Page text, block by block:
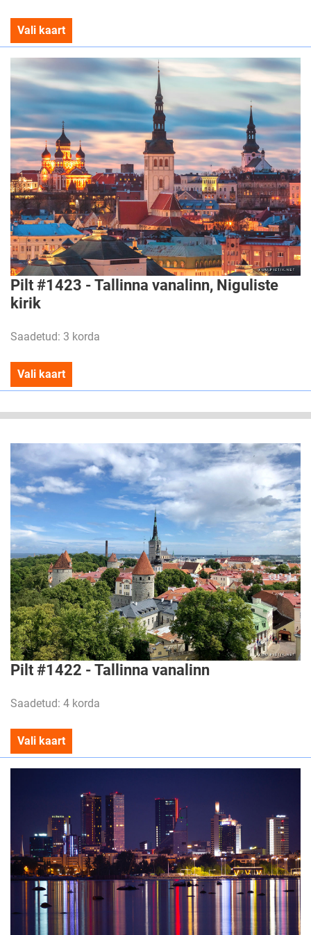
Vali kaart
Pilt #1423 - Tallinna vanalinn, Niguliste
kirik
Saadetud: 3 korda
Vali kaart
Pilt #1422 - Tallinna vanalinn
Saadetud: 4 korda
Vali kaart